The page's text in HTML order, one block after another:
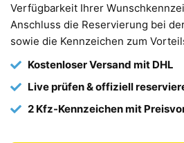
Verfügbarkeit Ihrer
Anschluss die Reservierung bei
sowie die Kennzeichen zum
Kostenloser Versand mit DHL
Live prüfen & offiziell
2 Kfz-Kennzeichen mit